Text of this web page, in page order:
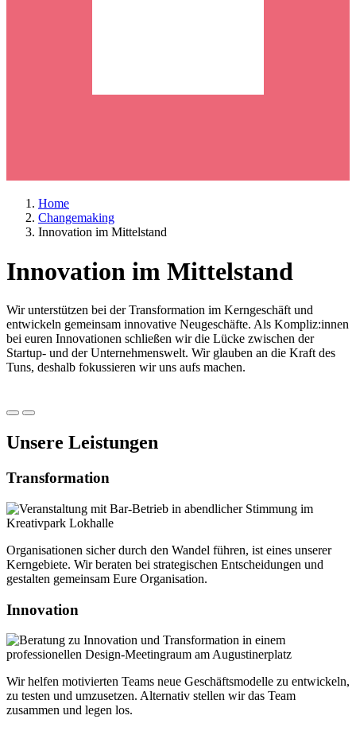
Home
Changemaking
Innovation im Mittelstand
Innovation im Mittelstand
Wir unterstützen bei der Transformation im Kerngeschäft und
entwickeln gemeinsam innovative Neugeschäfte. Als Kompliz:innen
bei euren Innovationen schließen wir die Lücke zwischen der
Startup- und der Unternehmenswelt. Wir glauben an die Kraft des
Tuns, deshalb fokussieren wir uns aufs machen.
Unsere Leistungen
Transformation
Organisationen sicher durch den Wandel führen, ist eines unserer
Kerngebiete. Wir beraten bei strategischen Entscheidungen und
gestalten gemeinsam Eure Organisation.
Innovation
Wir helfen motivierten Teams neue Geschäftsmodelle zu entwickeln,
zu testen und umzusetzen. Alternativ stellen wir das Team
zusammen und legen los.